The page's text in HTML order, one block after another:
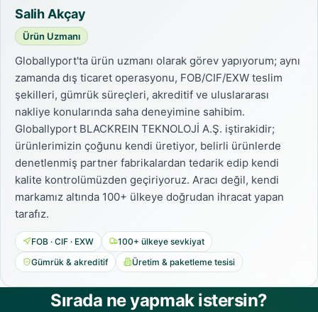
Salih Akçay
Ürün Uzmanı
Globallyport'ta ürün uzmanı olarak görev yapıyorum; aynı
zamanda dış ticaret operasyonu, FOB/CIF/EXW teslim
şekilleri, gümrük süreçleri, akreditif ve uluslararası
nakliye konularında saha deneyimine sahibim.
Globallyport BLACKREIN TEKNOLOJİ A.Ş. iştirakidir;
ürünlerimizin çoğunu kendi üretiyor, belirli ürünlerde
denetlenmiş partner fabrikalardan tedarik edip kendi
kalite kontrolümüzden geçiriyoruz. Aracı değil, kendi
markamız altında 100+ ülkeye doğrudan ihracat yapan
tarafız.
FOB · CIF · EXW
100+ ülkeye sevkiyat
Gümrük & akreditif
Üretim & paketleme tesisi
Sırada ne yapmak istersin?